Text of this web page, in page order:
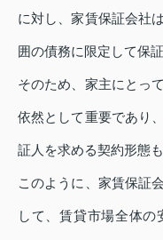
に対し、家賃保証会社
囲の債務に限定して保
そのため、家主にとっ
依然として重要であり
証人を求める契約形態
このように、家賃保証
して、賃貸市場全体の